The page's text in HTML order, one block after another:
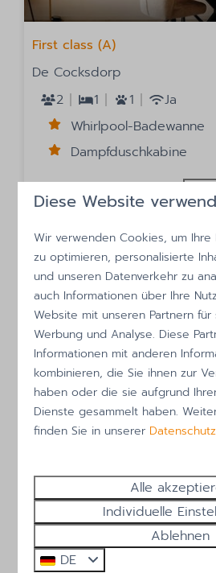
First class (A)
De Cocksdorp
2
1 1
Ja
Whirlpool-Badewanne
Dampfduschkabine
De Vlijt - First class (B)
2
1 Nein
Ja
Klimaanlage
Dampfduschkabine
Diese Website
Wir verwenden Cookies, um Ihre
zu optimieren, personalisierte
und unseren Datenverkehr zu
auch Informationen über Ihre
Website mit unseren Partnern für
Werbung und Analyse. Diese
Informationen mit anderen
kombinieren, die Sie ihnen zur
haben oder die sie aufgrund
Dienste gesammelt haben.
finden Sie in unserer
Alle
Individuelle
Ablehnen
DE